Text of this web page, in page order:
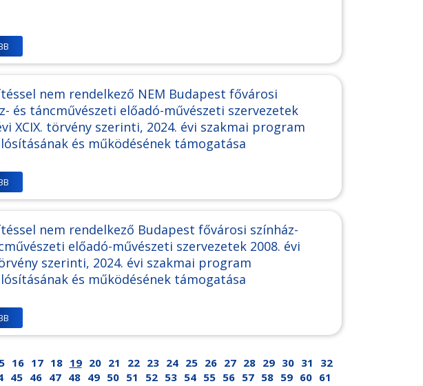
nem rendelkező NEM Budapest fővárosi
és táncművészeti előadó-művészeti szervezetek
XCIX. törvény szerinti, 2024. évi szakmai program
és működésének támogatása
nem rendelkező Budapest fővárosi színház-
előadó-művészeti szervezetek 2008. évi
szerinti, 2024. évi szakmai program
és működésének támogatása
16 17 18 19 20 21 22 23 24 25 26 27 28 29 30 31
32
45 46 47 48 49 50 51 52 53 54 55 56 57 58 59 60 61